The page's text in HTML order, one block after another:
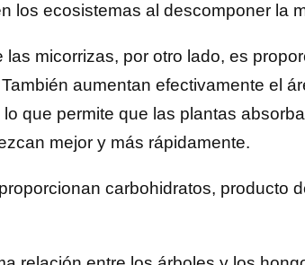
los ecosistemas al descomponer la
las micorrizas, por otro lado, es
aumentan efectivamente el
que permite que las plantas
mejor y más rápidamente.
carbohidratos, producto